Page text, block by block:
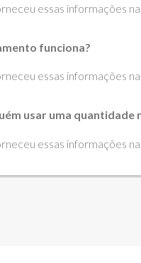
essas informações na
funciona?
essas informações na
usar uma
essas informações na